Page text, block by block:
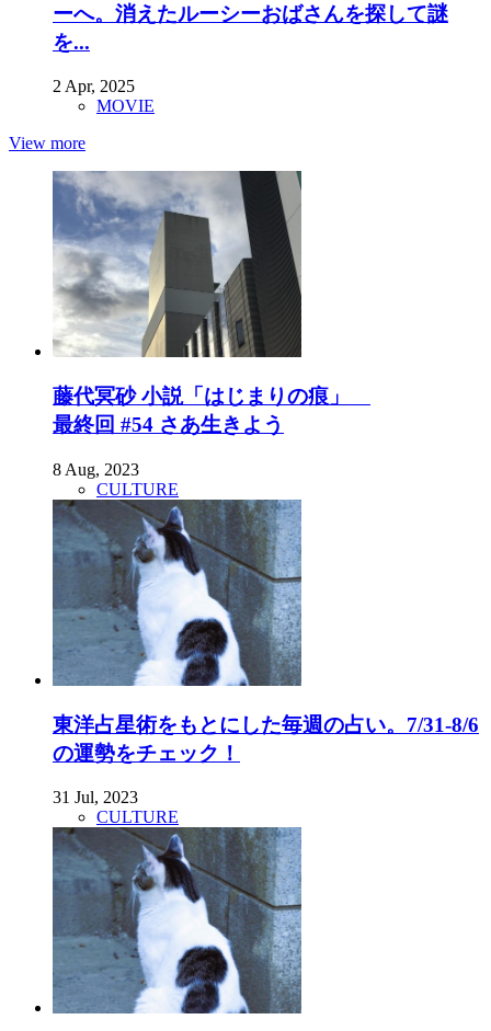
ーへ。消えたルーシーおばさんを探して謎
を...
2 Apr, 2025
MOVIE
View more
藤代冥砂 小説「はじまりの痕」
最終回 #54 さあ生きよう
8 Aug, 2023
CULTURE
東洋占星術をもとにした毎週の占い。7/31-8/6
の運勢をチェック！
31 Jul, 2023
CULTURE